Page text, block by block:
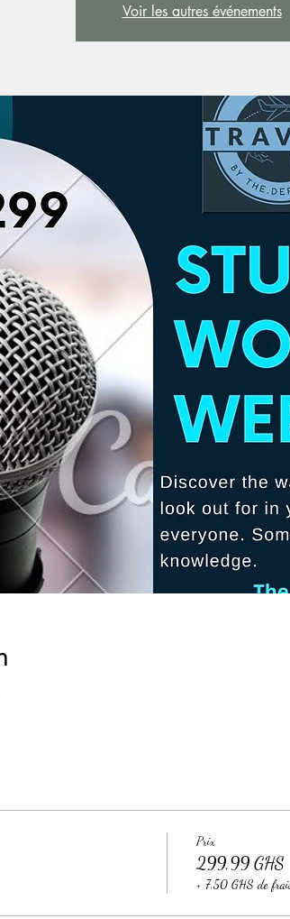
Voir les autres événements
Prix
299,99 GHS
+ 7,50 GHS de